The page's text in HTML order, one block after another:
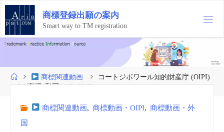
コ
テ
ン
ツ
ス
商標登録出願の案内
Smart way to TM registration
ホ
ー
商標関連動画
コートジボワール知的財産庁 (OIPI)
vol.4 商標_動画(embedded)
商標関連動画, 商標動画・OIPI, 商標動画・外
国